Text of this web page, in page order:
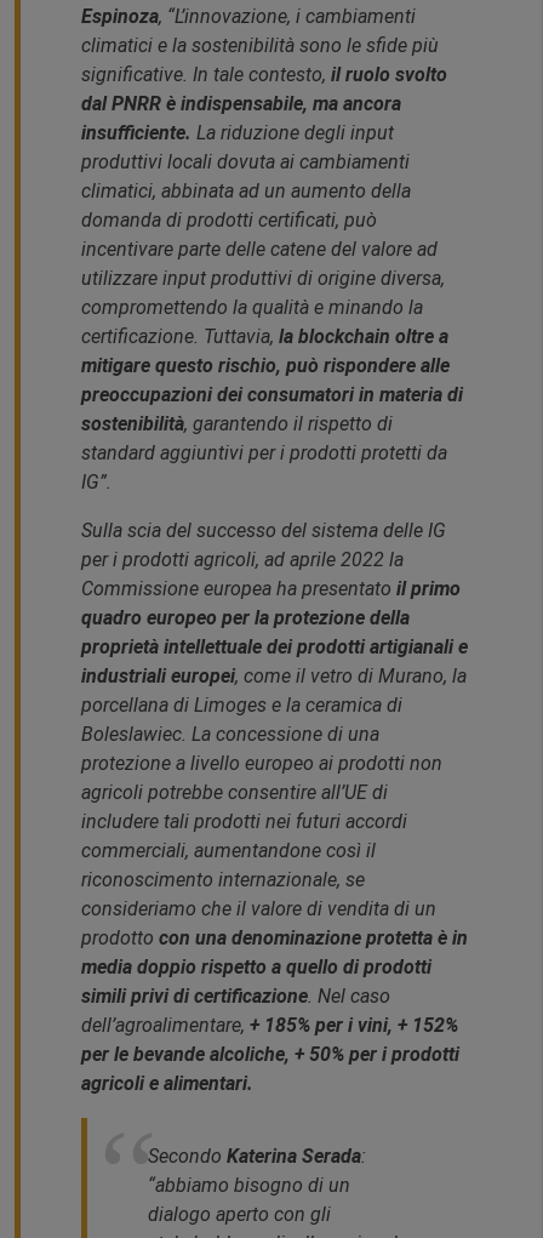
Espinoza, “L’innovazione, i cambiamenti
climatici e la sostenibilità sono le sfide più
significative. In tale contesto, il ruolo svolto
dal PNRR è indispensabile, ma ancora
insufficiente. La riduzione degli input
produttivi locali dovuta ai cambiamenti
climatici, abbinata ad un aumento della
domanda di prodotti certificati, può
incentivare parte delle catene del valore ad
utilizzare input produttivi di origine diversa,
compromettendo la qualità e minando la
certificazione. Tuttavia, la blockchain oltre a
mitigare questo rischio, può rispondere alle
preoccupazioni dei consumatori in materia di
sostenibilità, garantendo il rispetto di
standard aggiuntivi per i prodotti protetti da
IG”.
Sulla scia del successo del sistema delle IG
per i prodotti agricoli, ad aprile 2022 la
Commissione europea ha presentato il primo
quadro europeo per la protezione della
proprietà intellettuale dei prodotti artigianali e
industriali europei, come il vetro di Murano, la
porcellana di Limoges e la ceramica di
Boleslawiec. La concessione di una
protezione a livello europeo ai prodotti non
agricoli potrebbe consentire all’UE di
includere tali prodotti nei futuri accordi
commerciali, aumentandone così il
riconoscimento internazionale, se
consideriamo che il valore di vendita di un
prodotto con una denominazione protetta è in
media doppio rispetto a quello di prodotti
simili privi di certificazione. Nel caso
dell’agroalimentare, + 185% per i vini, + 152%
per le bevande alcoliche, + 50% per i prodotti
agricoli e alimentari.
Secondo Katerina Serada:
“abbiamo bisogno di un
dialogo aperto con gli